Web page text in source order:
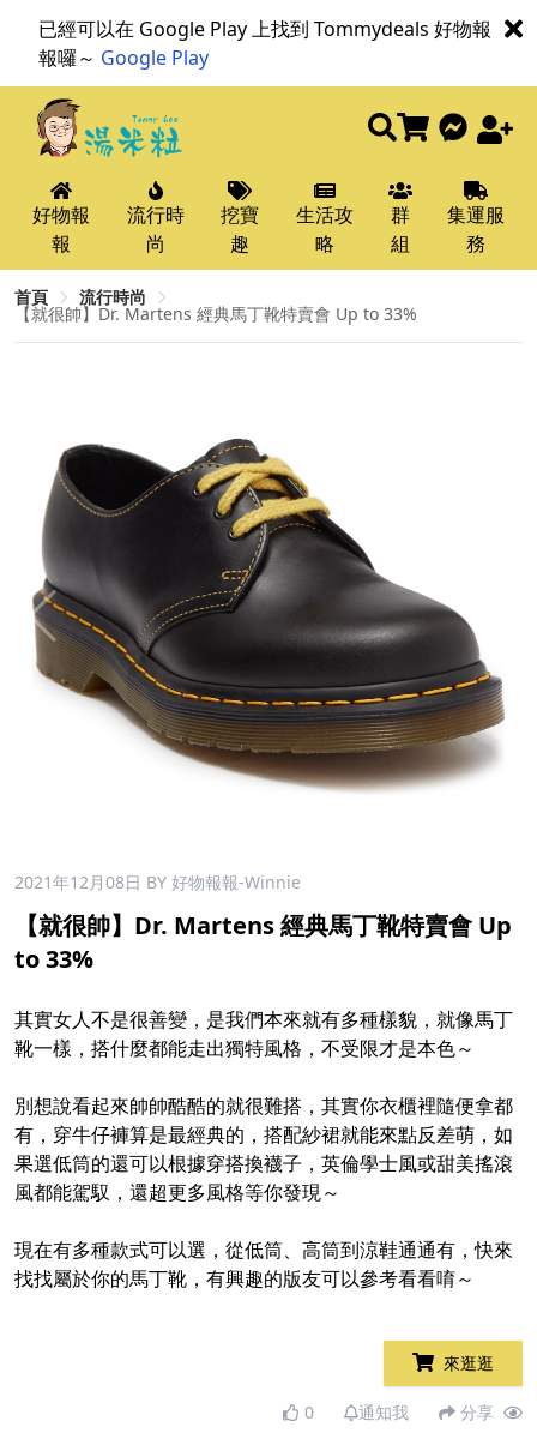
已經可以在 Google Play 上找到 Tommydeals 好物報
報囉～ Google Play
好物報
報
流行時
尚
挖寶
趣
生活攻
略
群
組
集運服
務
首頁 流行時尚
【就很帥】Dr. Martens 經典馬丁靴特賣會 Up to 33%
2021年12月08日 BY 好物報報-Winnie
【就很帥】Dr. Martens 經典馬丁靴特賣會 Up
to 33%
其實女人不是很善變，是我們本來就有多種樣貌，就像馬丁
靴一樣，搭什麼都能走出獨特風格，不受限才是本色～
別想說看起來帥帥酷酷的就很難搭，其實你衣櫃裡隨便拿都
有，穿牛仔褲算是最經典的，搭配紗裙就能來點反差萌，如
果選低筒的還可以根據穿搭換襪子，英倫學士風或甜美搖滾
風都能駕馭，還超更多風格等你發現～
現在有多種款式可以選，從低筒、高筒到涼鞋通通有，快來
找找屬於你的馬丁靴，有興趣的版友可以參考看看唷～
來逛逛
0 通知我 分享